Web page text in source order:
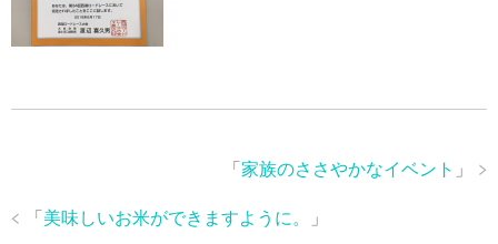
「 家族のささやかなイベント 」
「 美味しいお米ができますように。 」